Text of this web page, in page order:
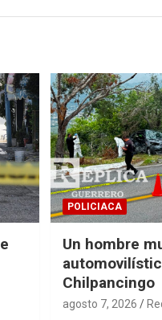
POLICIACA
Un hombre
Chilpancingo
agosto 7, 2026